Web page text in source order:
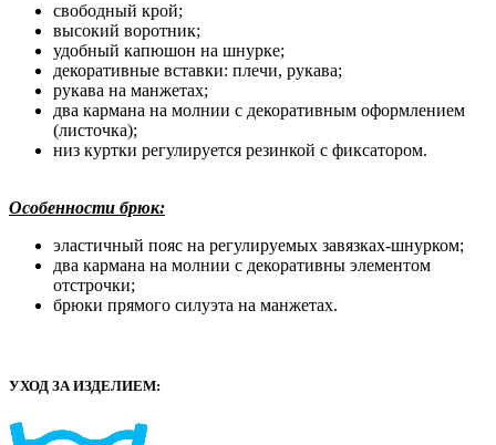
свободный крой;
высокий воротник;
удобный капюшон на шнурке;
декоративные вставки: плечи, рукава;
рукава на манжетах;
два кармана на молнии с декоративным оформлением
(листочка);
низ куртки регулируется резинкой с фиксатором.
Особенности брюк:
эластичный пояс на регулируемых завязках-шнурком;
два кармана на молнии с декоративны элементом
отстрочки;
брюки прямого силуэта на манжетах.
УХОД ЗА ИЗДЕЛИЕМ: